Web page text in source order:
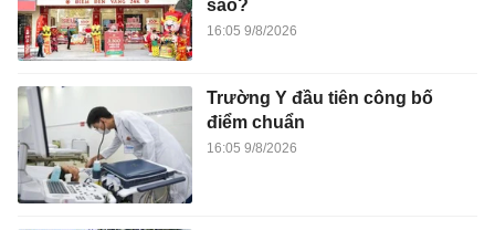
sao?
16:05 9/8/2026
Trường Y đầu tiên công bố
điểm chuẩn
16:05 9/8/2026